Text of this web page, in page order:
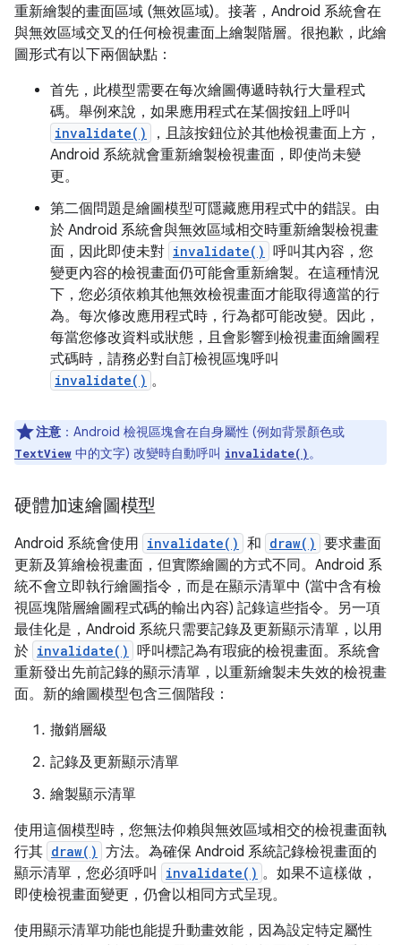
重新繪製的畫面區域 (無效區域)。接著，Android 系統會在
與無效區域交叉的任何檢視畫面上繪製階層。很抱歉，此繪
圖形式有以下兩個缺點：
首先，此模型需要在每次繪圖傳遞時執行大量程式
碼。舉例來說，如果應用程式在某個按鈕上呼叫
invalidate()
，且該按鈕位於其他檢視畫面上方，
Android 系統就會重新繪製檢視畫面，即使尚未變
更。
第二個問題是繪圖模型可隱藏應用程式中的錯誤。由
於 Android 系統會與無效區域相交時重新繪製檢視畫
面，因此即使未對 invalidate() 呼叫其內容，您
變更內容的檢視畫面仍可能會重新繪製。在這種情況
下，您必須依賴其他無效檢視畫面才能取得適當的行
為。每次修改應用程式時，行為都可能改變。因此，
每當您修改資料或狀態，且會影響到檢視畫面繪圖程
式碼時，請務必對自訂檢視區塊呼叫
invalidate() 。
注意 ：Android 檢視區塊會在自身屬性 (例如背景顏色或
TextView 中的文字) 改變時自動呼叫 invalidate()。
硬體加速繪圖模型
Android 系統會使用 invalidate() 和 draw() 要求畫面
更新及算繪檢視畫面，但實際繪圖的方式不同。Android 系
統不會立即執行繪圖指令，而是在顯示清單中 (當中含有檢
視區塊階層繪圖程式碼的輸出內容) 記錄這些指令。另一項
最佳化是，Android 系統只需要記錄及更新顯示清單，以用
於 invalidate() 呼叫標記為有瑕疵的檢視畫面。系統會
重新發出先前記錄的顯示清單，以重新繪製未失效的檢視畫
面。新的繪圖模型包含三個階段：
撤銷層級
記錄及更新顯示清單
繪製顯示清單
使用這個模型時，您無法仰賴與無效區域相交的檢視畫面執
行其 draw() 方法。為確保 Android 系統記錄檢視畫面的
顯示清單，您必須呼叫
invalidate() 。如果不這樣做，
即使檢視畫面變更，仍會以相同方式呈現。
使用顯示清單功能也能提升動畫效能，因為設定特定屬性